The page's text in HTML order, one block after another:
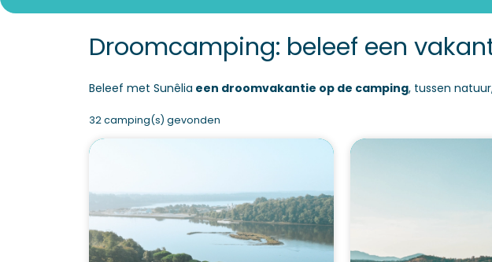
Droomcamping: beleef een
Beleef met Sunêlia een droomvakantie op de camping, tussen
32 camping(s) gevonden